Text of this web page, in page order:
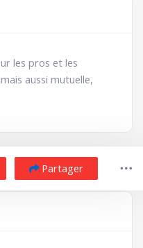
les pros et les
aussi mutuelle,
Partager